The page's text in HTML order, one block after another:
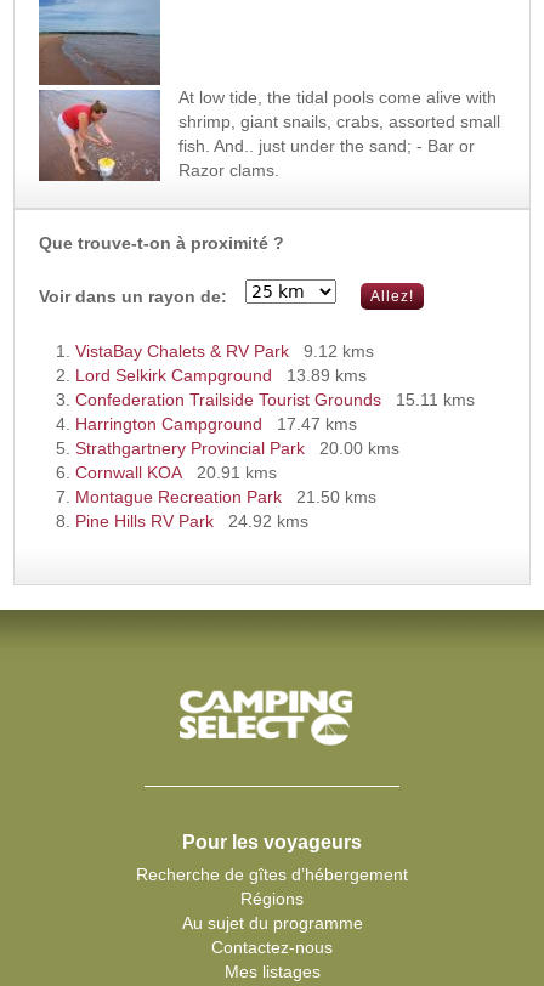
At low tide, the tidal pools come alive with
shrimp, giant snails, crabs, assorted small
fish. And.. just under the sand; - Bar or
Razor clams.
Que trouve-t-on à proximité ?
Voir dans un rayon de:
VistaBay Chalets & RV Park
9.12 kms
Lord Selkirk Campground
13.89 kms
Confederation Trailside Tourist Grounds
15.11 kms
Harrington Campground
17.47 kms
Strathgartnery Provincial Park
20.00 kms
Cornwall KOA
20.91 kms
Montague Recreation Park
21.50 kms
Pine Hills RV Park
24.92 kms
Pour les voyageurs
Recherche de gîtes d’hébergement
Régions
Au sujet du programme
Contactez-nous
Mes listages